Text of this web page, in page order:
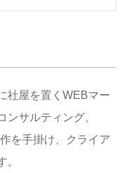
社屋を置くWEBマー
サルティング、
を手掛け、クライア
。